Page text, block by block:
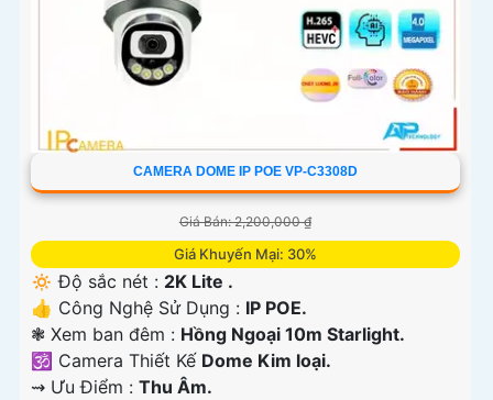
CAMERA DOME IP POE VP-C3308D
Giá Bán: 2,200,000 ₫
Giá Khuyến Mại: 30%
🔅 Độ sắc nét : 2K Lite .
👍 Công Nghệ Sử Dụng : IP POE.
❃ Xem ban đêm : Hồng Ngoại 10m Starlight.
🕉️ Camera Thiết Kế Dome Kim loại.
️⇝ Ưu Điểm : Thu Âm.